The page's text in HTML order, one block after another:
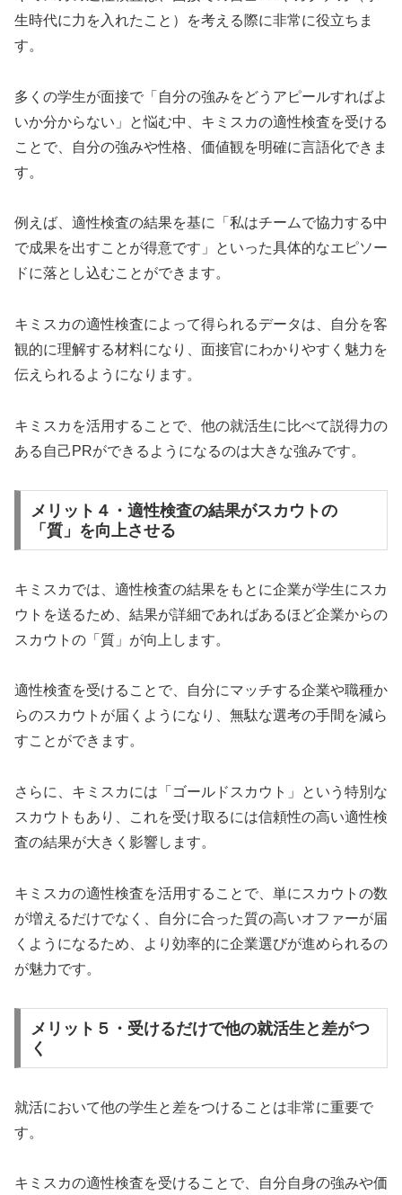
生時代に力を入れたこと）を考える際に非常に役立ちま
す。
多くの学生が面接で「自分の強みをどうアピールすればよ
いか分からない」と悩む中、キミスカの適性検査を受ける
ことで、自分の強みや性格、価値観を明確に言語化できま
す。
例えば、適性検査の結果を基に「私はチームで協力する中
で成果を出すことが得意です」といった具体的なエピソー
ドに落とし込むことができます。
キミスカの適性検査によって得られるデータは、自分を客
観的に理解する材料になり、面接官にわかりやすく魅力を
伝えられるようになります。
キミスカを活用することで、他の就活生に比べて説得力の
ある自己PRができるようになるのは大きな強みです。
メリット４・適性検査の結果がスカウトの
「質」を向上させる
キミスカでは、適性検査の結果をもとに企業が学生にスカ
ウトを送るため、結果が詳細であればあるほど企業からの
スカウトの「質」が向上します。
適性検査を受けることで、自分にマッチする企業や職種か
らのスカウトが届くようになり、無駄な選考の手間を減ら
すことができます。
さらに、キミスカには「ゴールドスカウト」という特別な
スカウトもあり、これを受け取るには信頼性の高い適性検
査の結果が大きく影響します。
キミスカの適性検査を活用することで、単にスカウトの数
が増えるだけでなく、自分に合った質の高いオファーが届
くようになるため、より効率的に企業選びが進められるの
が魅力です。
メリット５・受けるだけで他の就活生と差がつ
く
就活において他の学生と差をつけることは非常に重要で
す。
キミスカの適性検査を受けることで、自分自身の強みや価